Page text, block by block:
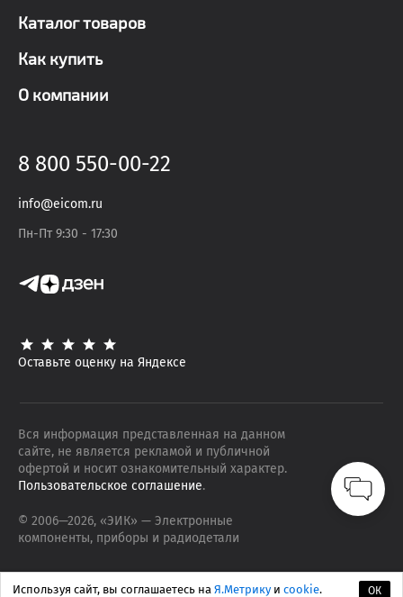
Каталог товаров
Как купить
О компании
8 800 550-00-22
info@eicom.ru
Пн-Пт 9:30 - 17:30
Оставьте оценку на Яндексе
Вся информация представленная на данном
сайте, не является рекламой и публичной
офертой и носит ознакомительный характер.
Пользовательское соглашение.
© 2006—2026, «ЭИК» — Электронные
компоненты, приборы и радиодетали
ОК
Используя сайт, вы соглашаетесь на Я.Метрику и cookie.